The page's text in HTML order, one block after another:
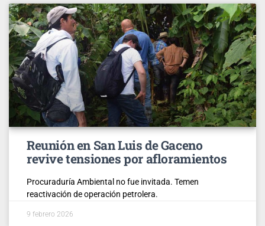
Reunión en San Luis de Gaceno
revive tensiones por afloramientos
Procuraduría Ambiental no fue invitada. Temen
reactivación de operación petrolera.
9 febrero 2026